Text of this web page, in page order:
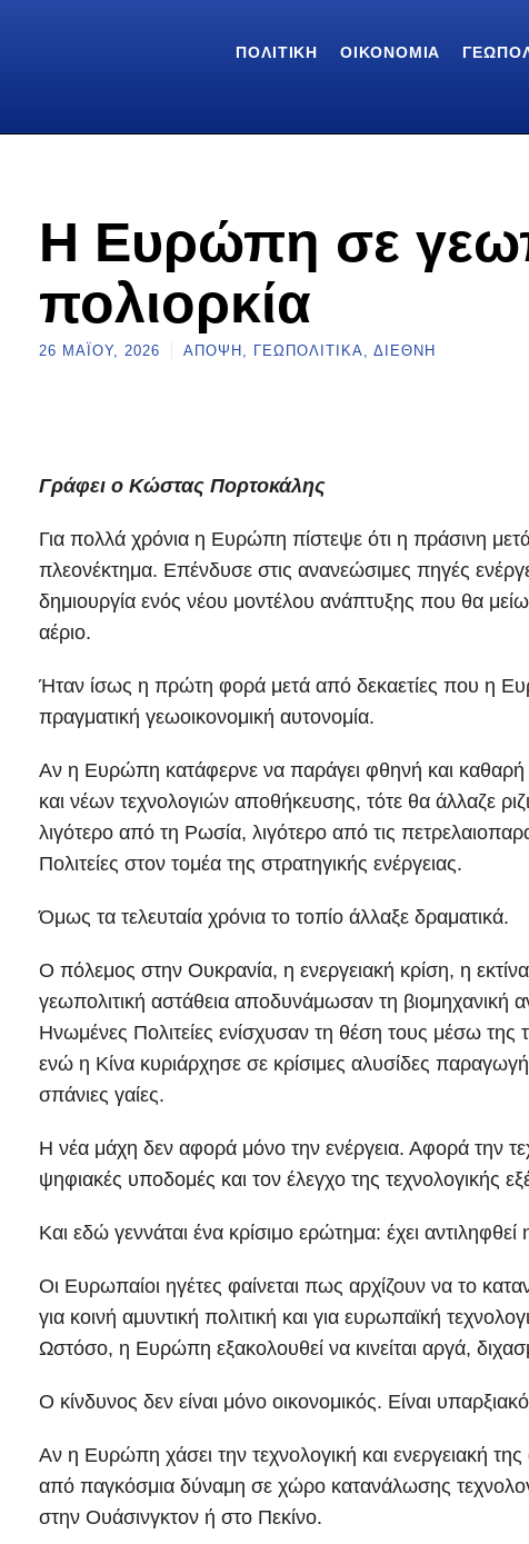
ΠΟΛΙΤΙΚΉ ΟΙΚΟΝΟΜΊΑ
Η Ευρώπη σε
πολιορκία
26 ΜΑΪ́ΟΥ, 2026 ΆΠΟΨΗ , ΓΕΩΠΟΛΙΤΙΚΆ, ΔΙΕΘΝΉ
Γράφει ο Κώστας Πορτοκάλης
Για πολλά χρόνια η Ευρώπη πίστεψε ότι η πράσινη
πλεονέκτημα. Επένδυσε στις ανανεώσιμες πηγές
δημιουργία ενός νέου μοντέλου ανάπτυξης που θα
αέριο.
Ήταν ίσως η πρώτη φορά μετά από δεκαετίες που η
πραγματική γεωοικονομική αυτονομία.
Αν η Ευρώπη κατάφερνε να παράγει φθηνή και καθαρή
και νέων τεχνολογιών αποθήκευσης, τότε θα άλλαζε
λιγότερο από τη Ρωσία, λιγότερο από τις
Πολιτείες στον τομέα της στρατηγικής ενέργειας.
Όμως τα τελευταία χρόνια το τοπίο άλλαξε δραματικά.
Ο πόλεμος στην Ουκρανία, η ενεργειακή κρίση, η
γεωπολιτική αστάθεια αποδυνάμωσαν τη βιομηχανική
Ηνωμένες Πολιτείες ενίσχυσαν τη θέση τους μέσω της
ενώ η Κίνα κυριάρχησε σε κρίσιμες αλυσίδες
σπάνιες γαίες.
Η νέα μάχη δεν αφορά μόνο την ενέργεια. Αφορά την
ψηφιακές υποδομές και τον έλεγχο της τεχνολογικής
Και εδώ γεννάται ένα κρίσιμο ερώτημα: έχει
Οι Ευρωπαίοι ηγέτες φαίνεται πως αρχίζουν να το
για κοινή αμυντική πολιτική και για ευρωπαϊκή
Ωστόσο, η Ευρώπη εξακολουθεί να κινείται αργά,
Ο κίνδυνος δεν είναι μόνο οικονομικός. Είναι
Αν η Ευρώπη χάσει την τεχνολογική και ενεργειακή της
από παγκόσμια δύναμη σε χώρο κατανάλωσης
στην Ουάσινγκτον ή στο Πεκίνο.